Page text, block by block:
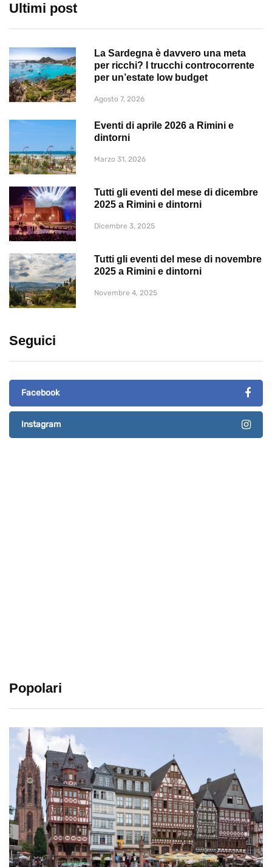
Ultimi post
La Sardegna è davvero una meta
per ricchi? I trucchi controcorrente
per un’estate low budget
Agosto 7, 2026
Eventi di aprile 2026 a Rimini e
dintorni
Marzo 31, 2026
Tutti gli eventi del mese di dicembre
2025 a Rimini e dintorni
Dicembre 3, 2025
Tutti gli eventi del mese di novembre
2025 a Rimini e dintorni
Novembre 4, 2025
Seguici
Facebook
Instagram
Popolari